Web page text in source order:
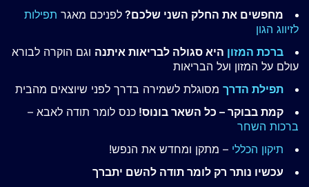
מחפשים את החלק השני שלכם? לפניכם מאגר תפילות
לזיווג הגון
ברכת המזון היא סגולה לבריאות איתנה וגם הוקרה לבורא
עולם על המזון ועל הבריאות
תפילת הדרך מסוגלת לשמירה בדרך לפני שיוצאים מהבית
קמת בבוקר – כל השאר בונוס! כנס לומר תודה לאבא –
ברכות השחר
תיקון הכללי – מתקן ומחדש את הנפש!
עכשיו נותר רק לומר תודה להשם יתברך